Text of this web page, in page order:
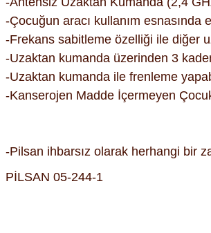
-Çocuğun aracı kullanım
-Frekans sabitleme özelliği ile diğer
-Uzaktan kumanda üzerinden 3
-Uzaktan kumanda ile frenleme
-Kanserojen Madde İçermeyen
-Pilsan ihbarsız olarak herhangi bir
PİLSAN 05-244-1